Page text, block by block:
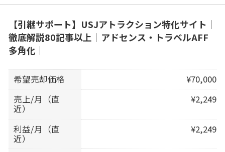
【引継サポート】USJアトラクション特化サイト｜
徹底解説80記事以上｜アドセンス・トラベルAFF
多角化｜
希望売却価格
¥70,000
売上/月（直
近）
¥2,249
利益/月（直
近）
¥2,249